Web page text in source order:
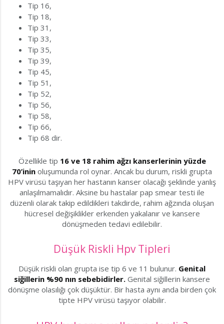
Tip 16,
Tip 18,
Tip 31,
Tip 33,
Tip 35,
Tip 39,
Tip 45,
Tip 51,
Tip 52,
Tip 56,
Tip 58,
Tip 66,
Tip 68 dir.
Özellikle tip 16 ve 18 rahim ağzı kanserlerinin yüzde
70’inin oluşumunda rol oynar. Ancak bu durum, riskli grupta
HPV virüsü taşıyan her hastanın kanser olacağı şeklinde yanlış
anlaşılmamalıdır. Aksine bu hastalar pap smear testi ile
düzenli olarak takip edildikleri takdirde, rahim ağzında oluşan
hücresel değişiklikler erkenden yakalanır ve kansere
dönüşmeden tedavi edilebilir.
Düşük Riskli Hpv Tipleri
Düşük riskli olan grupta ise tip 6 ve 11 bulunur. Genital
siğillerin %90 nın sebebidirler. Genital siğillerin kansere
dönüşme olasılığı çok düşüktür. Bir hasta aynı anda birden çok
tipte HPV virüsü taşıyor olabilir.